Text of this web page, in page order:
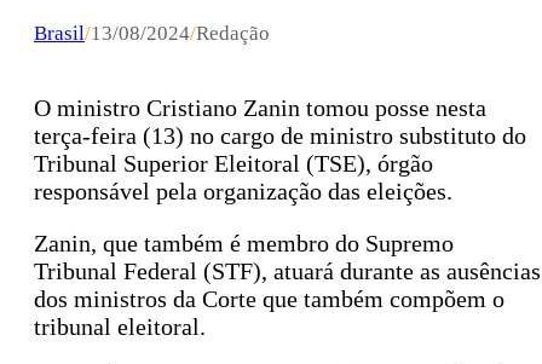
Brasil/13/08/2024/Redação
O ministro Cristiano Zanin tomou posse nesta
terça-feira (13) no cargo de ministro substituto do
Tribunal Superior Eleitoral (TSE), órgão
responsável pela organização das eleições.
Zanin, que também é membro do Supremo
Tribunal Federal (STF), atuará durante as ausências
dos ministros da Corte que também compõem o
tribunal eleitoral.